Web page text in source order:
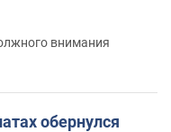
внимания
обернулся